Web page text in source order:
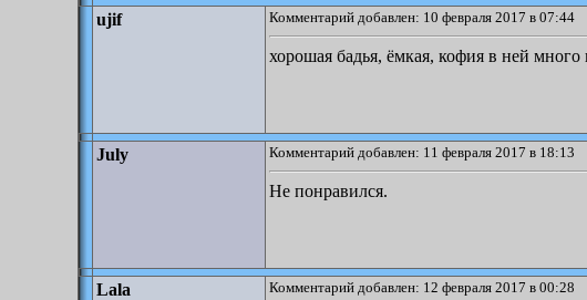
ujif Комментарий добавлен: 10 февраля 2017 в 07:44
хорошая бадья, ёмкая, кофия в ней много
July Комментарий добавлен: 11 февраля 2017 в 18:13
Не понравился.
Lala Комментарий добавлен: 12 февраля 2017 в 00:28